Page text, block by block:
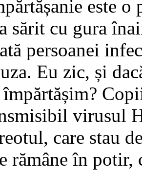
este
sărit cu gura
persoanei
Eu zic, și
virusul
care stau
rămâne în